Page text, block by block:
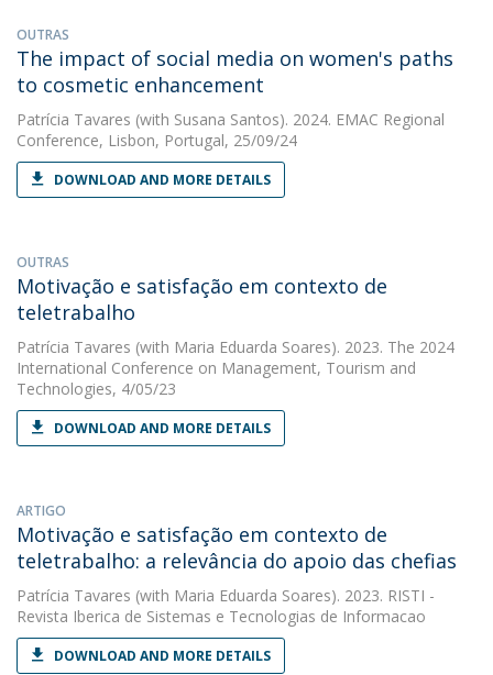
OUTRAS
The impact of social media on women's paths
to cosmetic enhancement
Patrícia Tavares (with Susana Santos). 2024. EMAC Regional
Conference, Lisbon, Portugal, 25/09/24
DOWNLOAD AND MORE DETAILS
OUTRAS
Motivação e satisfação em contexto de
teletrabalho
Patrícia Tavares (with Maria Eduarda Soares). 2023. The 2024
International Conference on Management, Tourism and
Technologies, 4/05/23
DOWNLOAD AND MORE DETAILS
ARTIGO
Motivação e satisfação em contexto de
teletrabalho: a relevância do apoio das chefias
Patrícia Tavares (with Maria Eduarda Soares). 2023. RISTI -
Revista Iberica de Sistemas e Tecnologias de Informacao
DOWNLOAD AND MORE DETAILS